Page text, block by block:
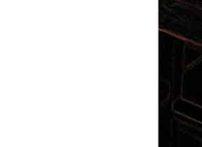
au
Panna cotta au coulis de kiwi